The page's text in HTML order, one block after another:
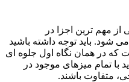
مهم ترین اجزا در
شود. باید توجه داشته باشید
در همان نگاه اول جلوه ای
با تمام میزهای موجود در
متفاوت باشند.